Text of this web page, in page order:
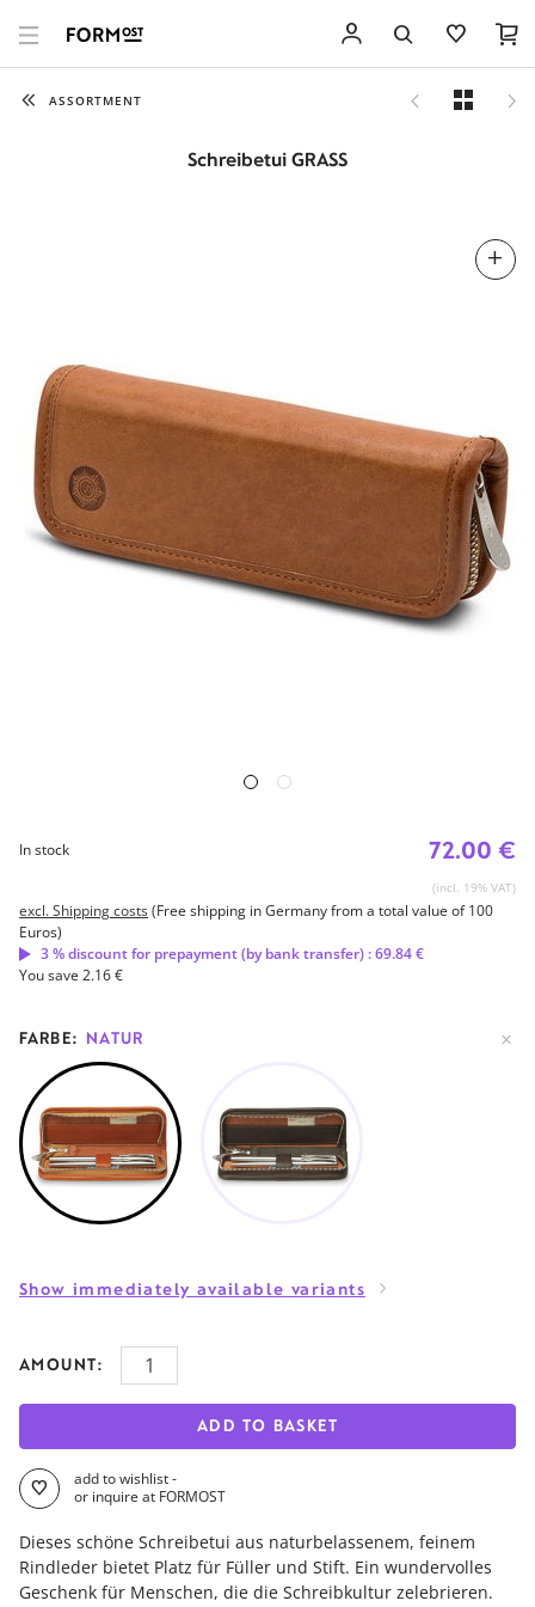
ASSORTMENT
Schreibetui GRASS
72.00 €
(incl. 19% VAT)
In stock
excl. Shipping costs(Free shipping in Germany from a total value of 100
Euros)
3 % discount for prepayment (by bank transfer) : 69.84 €
You save 2.16 €
FARBE: NATUR
Show immediately available variants
AMOUNT:
ADD TO BASKET
add to wishlist -
or inquire at FORMOST
Dieses schöne Schreibetui aus naturbelassenem, feinem
Rindleder bietet Platz für Füller und Stift. Ein wundervolles
Geschenk für Menschen, die die Schreibkultur zelebrieren.